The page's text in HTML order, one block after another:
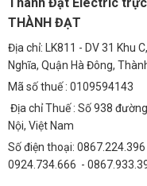
tản nhiệt tốt hơn. Điều này
Ngoài ra, chip Philips
mang đến sự an tâm tuyệt
CertaFlux vẫn giữ vững vị trí
FAQ – Giải Đáp Thắc
Hỏi: Chip Philips
THÀNH ĐẠT
Địa chỉ: LK811 - DV 31 Khu
Nghĩa, Quận Hà Đông,
Mã số thuế : 0109594143
Địa chỉ Thuế : Số 938
Nội, Việt Nam
Số điện thoại:
0924.734.666 -